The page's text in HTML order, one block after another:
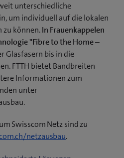
unterschiedliche
um individuell auf die lokalen
zu können.In Frauenkappelen
"Fibre to the Home –
Glasfasern bis in die
FTTH bietet Bandbreiten
Informationen zum
unter
Swisscom Netz sind zu
netzausbau.